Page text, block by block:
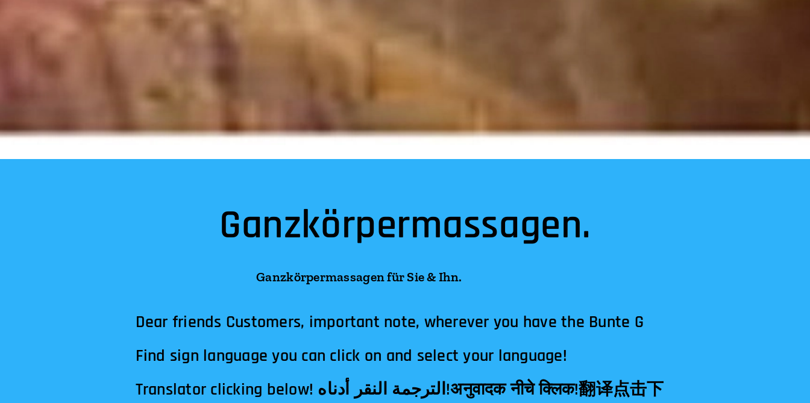
Ganzkörpermassagen.
Ganzkörpermassagen für Sie & Ihn.
Dear friends Customers, important note, wherever you have the Bunte G
Find sign language you can click on and select your language!
Translator clicking below! الترجمة النقر أدناه!अनुवादक नीचे क्लिक!翻译点击下